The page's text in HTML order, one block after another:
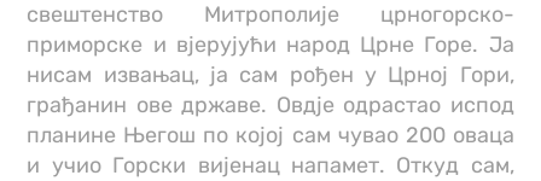
свештенство Митрополије црногорско-
приморске и вјерујући народ Црне Горе. Ја
нисам извањац, ја сам рођен у Црној Гори,
грађанин ове државе. Овдје одрастао испод
планине Његош по којој сам чувао 200 оваца
и учио Горски вијенац напамет. Откуд сам,